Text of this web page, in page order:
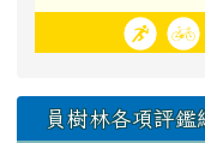
員樹林各項評鑑